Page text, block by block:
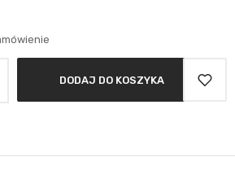
DODAJ DO KOSZYKA